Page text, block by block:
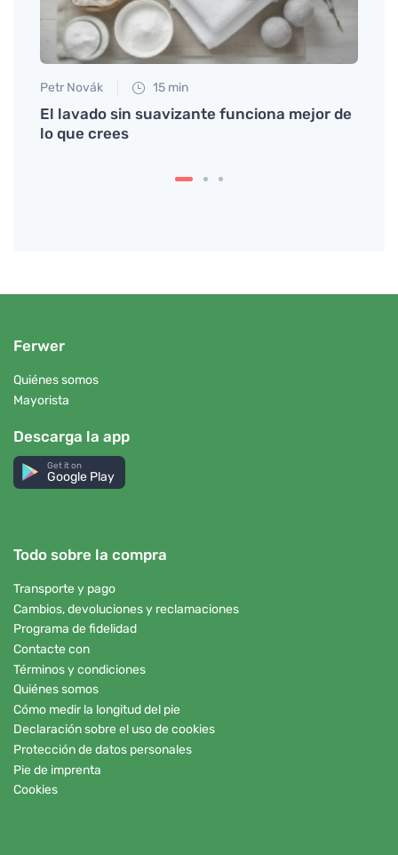
Petr Novák 15 min
El lavado sin suavizante funciona mejor de
lo que crees
Ferwer
Quiénes somos
Mayorista
Descarga la app
Get it on
Google Play
Todo sobre la compra
Transporte y pago
Cambios, devoluciones y reclamaciones
Programa de fidelidad
Contacte con
Términos y condiciones
Quiénes somos
Cómo medir la longitud del pie
Declaración sobre el uso de cookies
Protección de datos personales
Pie de imprenta
Cookies